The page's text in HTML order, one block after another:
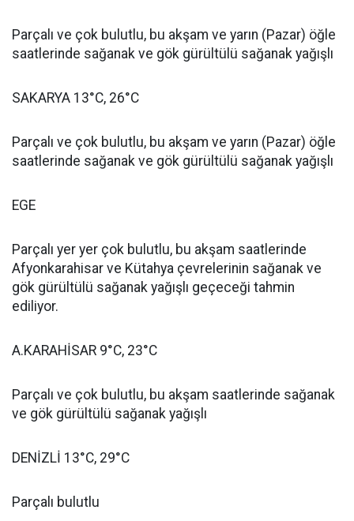
Parçalı ve çok bulutlu, bu akşam ve yarın (Pazar) öğle
saatlerinde sağanak ve gök gürültülü sağanak yağışlı
SAKARYA 13°C, 26°C
Parçalı ve çok bulutlu, bu akşam ve yarın (Pazar) öğle
saatlerinde sağanak ve gök gürültülü sağanak yağışlı
EGE
Parçalı yer yer çok bulutlu, bu akşam saatlerinde
Afyonkarahisar ve Kütahya çevrelerinin sağanak ve
gök gürültülü sağanak yağışlı geçeceği tahmin
ediliyor.
A.KARAHİSAR 9°C, 23°C
Parçalı ve çok bulutlu, bu akşam saatlerinde sağanak
ve gök gürültülü sağanak yağışlı
DENİZLİ 13°C, 29°C
Parçalı bulutlu